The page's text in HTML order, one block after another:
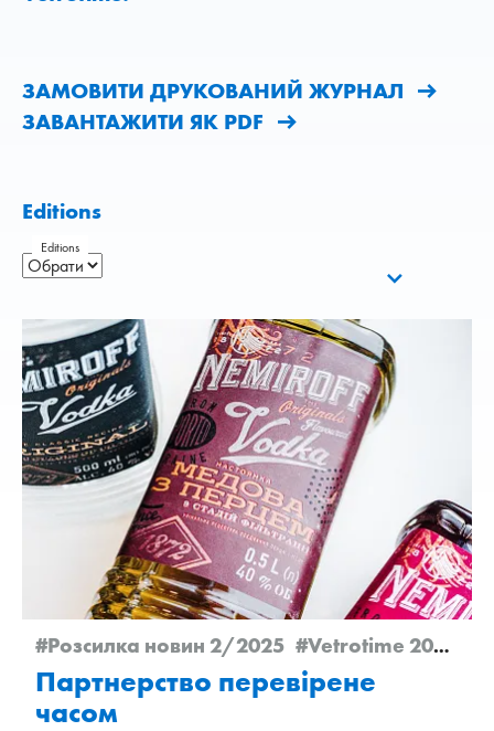
ЗАМОВИТИ ДРУКОВАНИЙ ЖУРНАЛ
ЗАВАНТАЖИТИ ЯК PDF
Editions
Editions
#Розсилка новин 2/2025 #Vetrotime 2025
Партнерство перевірене
часом